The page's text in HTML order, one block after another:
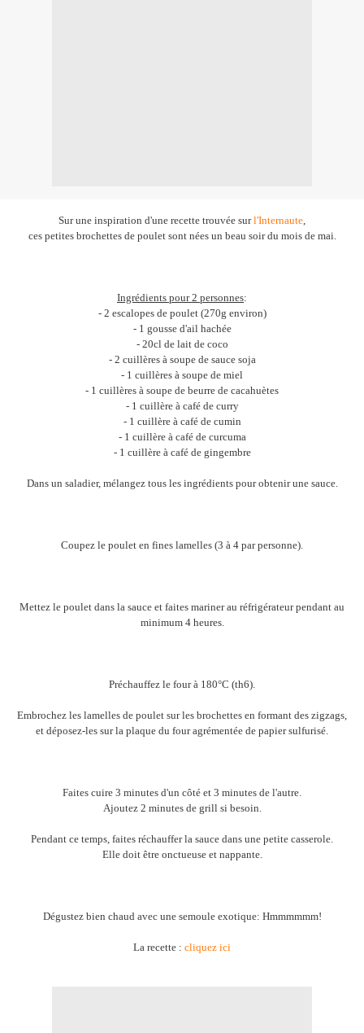
Sur une inspiration d'une recette trouvée surl'Internaute,
ces petites brochettes de poulet sont nées un beau soir du mois de mai.
Ingrédients pour 2 personnes:
- 2 escalopes de poulet (270g environ)
- 1 gousse d'ail hachée
- 20cl de lait de coco
- 2 cuillères à soupe de sauce soja
- 1 cuillères à soupe de miel
- 1 cuillères à soupe de beurre de cacahuètes
- 1 cuillère à café de curry
- 1 cuillère à café de cumin
- 1 cuillère à café de curcuma
- 1 cuillère à café de gingembre
Dans un saladier, mélangez tous les ingrédients pour obtenir une sauce.
Coupez le poulet en fines lamelles (3 à 4 par personne).
Mettez le poulet dans la sauce et faites mariner au réfrigérateur pendant au
minimum 4 heures.
Préchauffez le four à 180°C (th6).
Embrochez les lamelles de poulet sur les brochettes en formant des zigzags,
et déposez-les sur la plaque du four agrémentée de papier sulfurisé.
Faites cuire 3 minutes d'un côté et 3 minutes de l'autre.
Ajoutez 2 minutes de grill si besoin.
Pendant ce temps, faites réchauffer la sauce dans une petite casserole.
Elle doit être onctueuse et nappante.
Dégustez bien chaud avec une semoule exotique: Hmmmmmm!
La recette : cliquez ici